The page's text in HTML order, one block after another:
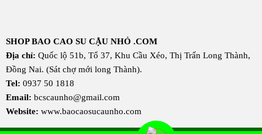
SHOP BAO CAO SU CẬU NHỎ .COM
Địa chỉ: Quốc lộ 51b, Tổ 37, Khu Cầu Xéo, Thị Trấn Long Thành,
Đồng Nai. (Sát chợ mới long Thành).
Tel: 0937 50 1818
Email: bcscaunho@gmail.com
Website: www.baocaosucaunho.com